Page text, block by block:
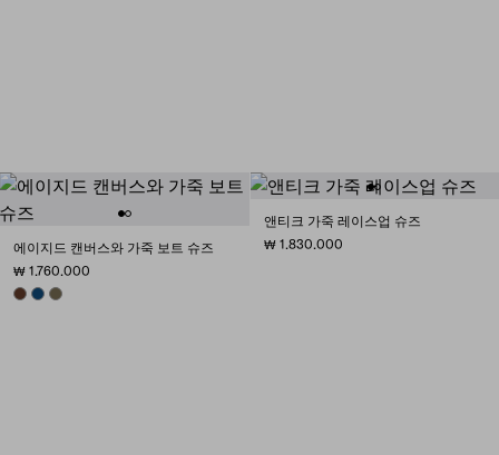
에이지드 캔버스와 가죽 보트 슈즈
₩ 1.760.000
TOBACCO
BALTIC BLUE
FOREST GREEN
앤티크 가죽 레이스업 슈즈
₩ 1.830.000